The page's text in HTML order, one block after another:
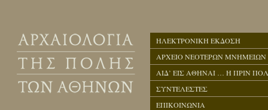
ΗΛΕΚΤΡΟΝΙΚΗ ΕΚΔΟΣΗ
ΑΡΧΕΙΟ ΝΕΟΤΕΡΩΝ ΜΝΗΜΕΙΩΝ
ΑΙΔ’ ΕΙΣ ΑΘΗΝΑΙ … Η ΠΡΙΝ
ΣΥΝΤΕΛΕΣΤΕΣ
ΕΠΙΚΟΙΝΩΝΙΑ